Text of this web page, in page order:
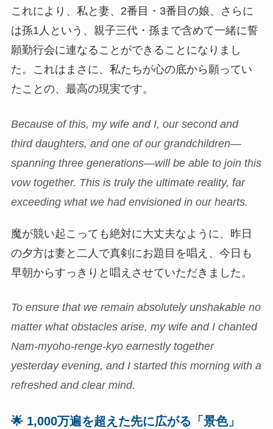
これにより、私と妻、2番目・3番目の娘、さらに
は孫1人という、親子三代・孫まで含めて一緒に誓
願勤行会に連なることができることになりまし
た。これはまさに、私たちが心の底から願ってい
たことの、最高の現実です。
Because of this, my wife and I, our second and
third daughters, and one of our grandchildren—
spanning three generations—will be able to join this
vow together. This is truly the ultimate reality, far
exceeding what we had envisioned in our hearts.
魔が競い起こっても絶対に大丈夫なように、昨日
の夕方は妻と二人で真剣にお題目を唱え、今日も
早朝からすっきりと唱えさせていただきました。
To ensure that we remain absolutely unshakable no
matter what obstacles arise, my wife and I chanted
Nam-myoho-renge-kyo earnestly together
yesterday evening, and I started this morning with a
refreshed and clear mind.
🌟 1,000万遍を超えた先に広がる「景色」